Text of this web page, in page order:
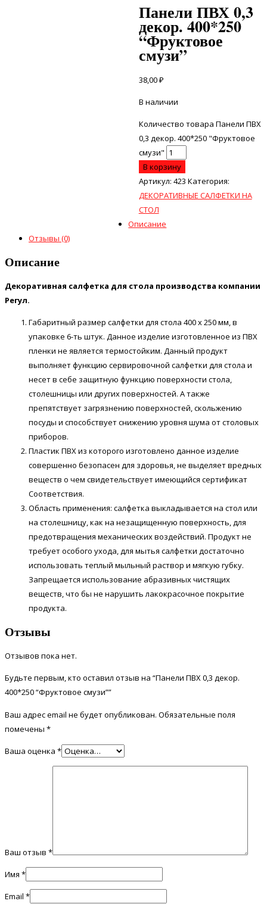
Панели ПВХ 0,3
декор. 400*250
“Фруктовое
смузи”
38,00₽
В наличии
Количество товара Панели ПВХ
0,3 декор. 400*250 "Фруктовое
смузи"
В корзину
Артикул: 423 Категория:
ДЕКОРАТИВНЫЕ САЛФЕТКИ НА
СТОЛ
Описание
Отзывы (0)
Описание
Декоративная салфетка для стола производства компании
Регул.
Габаритный размер салфетки для стола 400 х 250 мм, в
упаковке 6-ть штук. Данное изделие изготовленное из ПВХ
пленки не является термостойким. Данный продукт
выполняет функцию сервировочной салфетки для стола и
несет в себе защитную функцию поверхности стола,
столешницы или других поверхностей. А также
препятствует загрязнению поверхностей, скольжению
посуды и способствует снижению уровня шума от столовых
приборов.
Пластик ПВХ из которого изготовлено данное изделие
совершенно безопасен для здоровья, не выделяет вредных
веществ о чем свидетельствует имеющийся сертификат
Соответствия.
Область применения: салфетка выкладывается на стол или
на столешницу, как на незащищенную поверхность, для
предотвращения механических воздействий. Продукт не
требует особого ухода, для мытья салфетки достаточно
использовать теплый мыльный раствор и мягкую губку.
Запрещается использование абразивных чистящих
веществ, что бы не нарушить лакокрасочное покрытие
продукта.
Отзывы
Отзывов пока нет.
Будьте первым, кто оставил отзыв на “Панели ПВХ 0,3 декор.
400*250 “Фруктовое смузи””
Ваш адрес email не будет опубликован. Обязательные поля
помечены *
Ваша оценка *
Ваш отзыв *
Имя *
Email *